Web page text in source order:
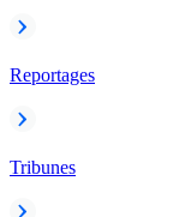
Reportages
Tribunes